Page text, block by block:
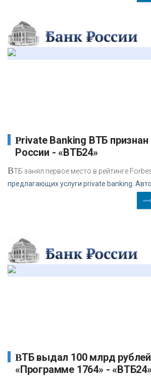
Private Banking ВТБ признан лучшим в
России - «ВТБ24»
ВТБ занял первое место в рейтинге
предлагающих услуги private banking.
ВТБ выдал 100 млрд рублей по
«Программе 1764» - «ВТБ24»